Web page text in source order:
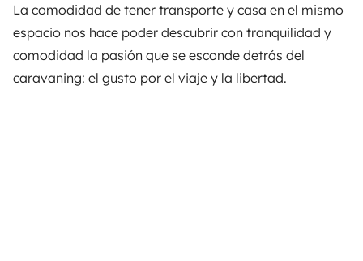
La comodidad de tener transporte y casa en el mismo
espacio nos hace poder descubrir con tranquilidad y
comodidad la pasión que se esconde detrás del
caravaning: el gusto por el viaje y la libertad.